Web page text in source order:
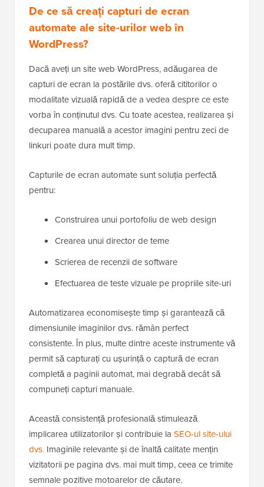
De ce să creați capturi de ecran
automate ale site-urilor web în
WordPress?
Dacă aveți un site web WordPress, adăugarea de
capturi de ecran la postările dvs. oferă cititorilor o
modalitate vizuală rapidă de a vedea despre ce este
vorba în conținutul dvs. Cu toate acestea, realizarea și
decuparea manuală a acestor imagini pentru zeci de
linkuri poate dura mult timp.
Capturile de ecran automate sunt soluția perfectă
pentru:
Construirea unui portofoliu de web design
Crearea unui director de teme
Scrierea de recenzii de software
Efectuarea de teste vizuale pe propriile site-uri
Automatizarea economisește timp și garantează că
dimensiunile imaginilor dvs. rămân perfect
consistente. În plus, multe dintre aceste instrumente vă
permit să capturați cu ușurință o captură de ecran
completă a paginii automat, mai degrabă decât să
compuneți capturi manuale.
Această consistență profesională stimulează
implicarea utilizatorilor și contribuie la SEO-ul site-ului
dvs. Imaginile relevante și de înaltă calitate mențin
vizitatorii pe pagina dvs. mai mult timp, ceea ce trimite
semnale pozitive motoarelor de căutare.